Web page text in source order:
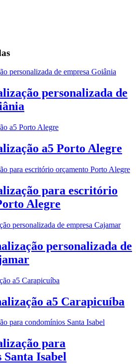
personalizada de
a5 Porto Alegre
para escritório
Alegre
personalizada de
a5 Carapicuíba
para
Santa Isabel